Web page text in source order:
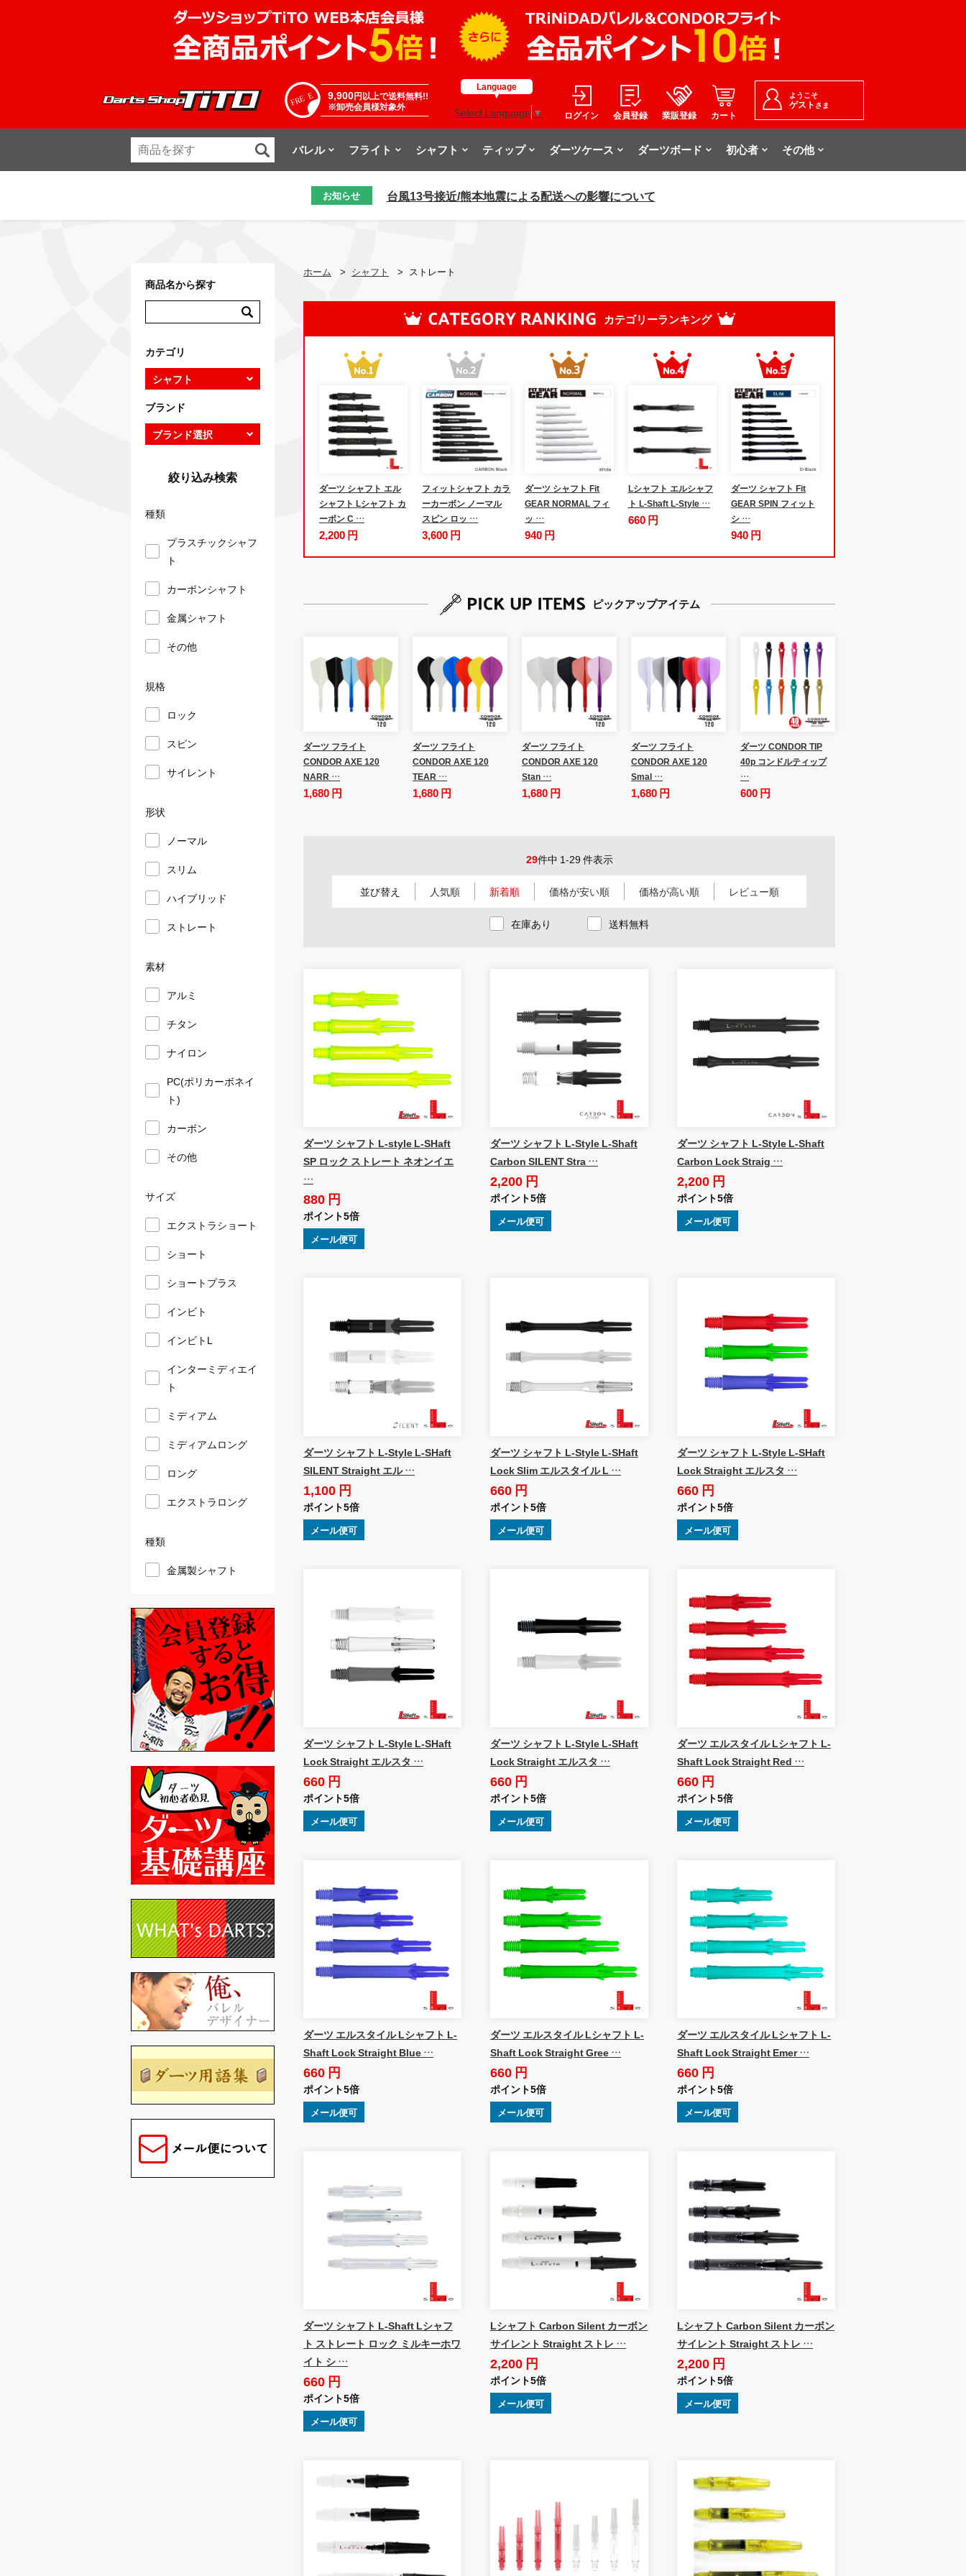
9,900円以上で送料無料!!
※卸売会員様対象外
Language
Select Language ▼ ログイン 会員登録 業販登録 カート
ようこそ
ゲスト さま
バレル フライト シャフト ティップ ダーツケース ダーツボード 初心者 その他
お知らせ 台風13号接近/熊本地震による配送への影響について
ホーム > シャフト > ストレート
カテゴリーランキング
ダーツ シャフト エル
シャフト Lシャフト カ
ーボン C …
2,200 円
フィットシャフト カラ
ーカーボン ノーマル
スピン ロッ …
3,600 円
ダーツ シャフト Fit
GEAR NORMAL フィ
ッ …
940 円
Lシャフト エルシャフ
ト L-Shaft L-Style …
660 円
ダーツ シャフト Fit
GEAR SPIN フィット
シ …
940 円
ピックアップアイテム
ダーツ フライト
CONDOR AXE 120
NARR …
1,680 円
ダーツ フライト
CONDOR AXE 120
TEAR …
1,680 円
ダーツ フライト
CONDOR AXE 120
Stan …
1,680 円
ダーツ フライト
CONDOR AXE 120
Smal …
1,680 円
ダーツ CONDOR TIP
40p コンドルティップ
…
600 円
29件中 1-29 件表示
並び替え 人気順 新着順 価格が安い順 価格が高い順 レビュー順
在庫あり 送料無料
ダーツ シャフト L-style L-SHaft
SP ロック ストレート ネオンイエ
…
880 円
ポイント5倍
メール便可
ダーツ シャフト L-Style L-Shaft
Carbon SILENT Stra …
2,200 円
ポイント5倍
メール便可
ダーツ シャフト L-Style L-Shaft
Carbon Lock Straig …
2,200 円
ポイント5倍
メール便可
ダーツ シャフト L-Style L-SHaft
SILENT Straight エル …
1,100 円
ポイント5倍
メール便可
ダーツ シャフト L-Style L-SHaft
Lock Slim エルスタイル L …
660 円
ポイント5倍
メール便可
ダーツ シャフト L-Style L-SHaft
Lock Straight エルスタ …
660 円
ポイント5倍
メール便可
ダーツ シャフト L-Style L-SHaft
Lock Straight エルスタ …
660 円
ポイント5倍
メール便可
ダーツ シャフト L-Style L-SHaft
Lock Straight エルスタ …
660 円
ポイント5倍
メール便可
ダーツ エルスタイル Lシャフト L-
Shaft Lock Straight Red …
660 円
ポイント5倍
メール便可
ダーツ エルスタイル Lシャフト L-
Shaft Lock Straight Blue …
660 円
ポイント5倍
メール便可
ダーツ エルスタイル Lシャフト L-
Shaft Lock Straight Gree …
660 円
ポイント5倍
メール便可
ダーツ エルスタイル Lシャフト L-
Shaft Lock Straight Emer …
660 円
ポイント5倍
メール便可
ダーツ シャフト L-Shaft Lシャフ
ト ストレート ロック ミルキーホワ
イト シ …
660 円
ポイント5倍
メール便可
Lシャフト Carbon Silent カーボン
サイレント Straight ストレ …
2,200 円
ポイント5倍
メール便可
Lシャフト Carbon Silent カーボン
サイレント Straight ストレ …
2,200 円
ポイント5倍
メール便可
商品名から探す
カテゴリ
ブランド
絞り込み検索
種類
プラスチックシャフ
ト
カーボンシャフト
金属シャフト
その他
規格
ロック
スピン
サイレント
形状
ノーマル
スリム
ハイブリッド
ストレート
素材
アルミ
チタン
ナイロン
PC(ポリカーボネイ
ト)
カーボン
その他
サイズ
エクストラショート
ショート
ショートプラス
インビト
インビトL
インターミディエイ
ト
ミディアム
ミディアムロング
ロング
エクストラロング
種類
金属製シャフト